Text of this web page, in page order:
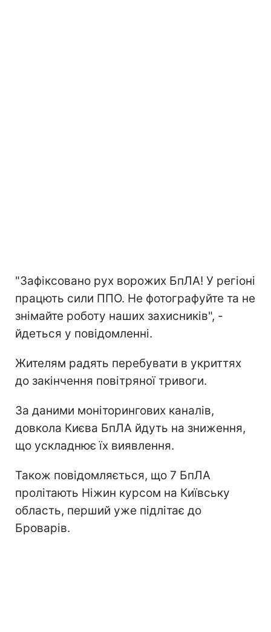
"Зафіксовано рух ворожих БпЛА! У регіоні
працють сили ППО. Не фотографуйте та не
знімайте роботу наших захисників", -
йдеться у повідомленні.
Жителям радять перебувати в укриттях
до закінчення повітряної тривоги.
За даними моніторингових каналів,
довкола Києва БпЛА йдуть на зниження,
що ускладнює їх виявлення.
Також повідомляється, що 7 БпЛА
пролітають Ніжин курсом на Київську
область, перший уже підлітає до
Броварів.